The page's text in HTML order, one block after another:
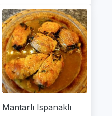
Mantarlı Ispanaklı